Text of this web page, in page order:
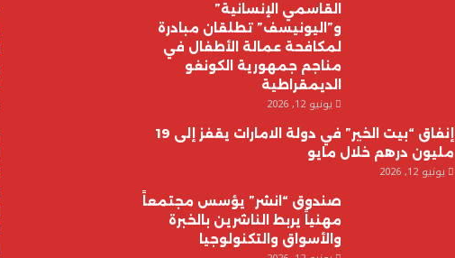
القاسمي الإنسانية”
و”اليونيسف” تطلقان مبادرة
لمكافحة عمالة الأطفال في
مناجم جمهورية الكونغو
الديمقراطية
يونيو 12, 2026
إنفاق “بيت الخير” في دولة الامارات يقفز إلى 19
مليون درهم خلال مايو
يونيو 12, 2026
صندوق “انشر” يؤسس مجتمعاً
مهنياً يربط الناشرين بالخبرة
والأسواق والتكنولوجيا